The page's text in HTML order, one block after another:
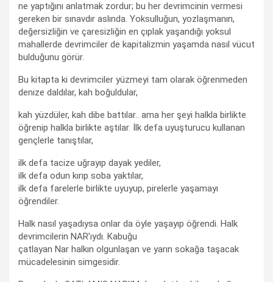
ne yaptığını anlatmak zordur; bu her devrimcinin vermesi
gereken bir sınavdır aslında. Yoksulluğun, yozlaşmanın,
değersizliğin ve çaresizliğin en çıplak yaşandığı yoksul
mahallerde devrimciler de kapitalizmin yaşamda nasıl vücut
bulduğunu görür.
Bu kitapta ki devrimciler yüzmeyi tam olarak öğrenmeden
denize daldılar, kah boğuldular,
kah yüzdüler, kah dibe battılar.. ama her şeyi halkla birlikte
öğrenip halkla birlikte aştılar. İlk defa uyuşturucu kullanan
gençlerle tanıştılar,
ilk defa tacize uğrayıp dayak yediler,
ilk defa odun kırıp soba yaktılar,
ilk defa farelerle birlikte uyuyup, pirelerle yaşamayı
öğrendiler.
Halk nasıl yaşadıysa onlar da öyle yaşayıp öğrendi. Halk
devrimcilerin NAR’ıydı. Kabuğu
çatlayan Nar halkın olgunlaşan ve yarın sokağa taşacak
mücadelesinin simgesidir.